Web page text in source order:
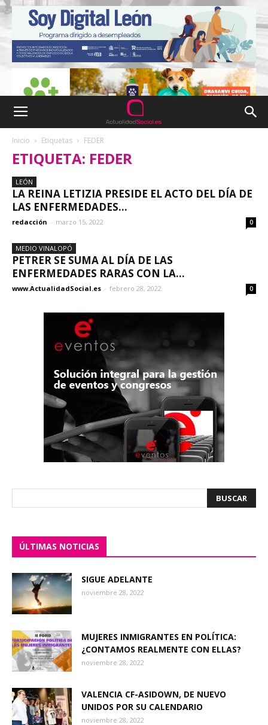
Inicio Etiquetas FEDER
ETIQUETA: FEDER
LEÓN
LA REINA LETIZIA PRESIDE EL ACTO DEL DÍA DE
LAS ENFERMEDADES...
redacción - marzo 15, 2022 0
MEDIO VINALOPÓ
PETRER SE SUMA AL DÍA DE LAS
ENFERMEDADES RARAS CON LA...
www.ActualidadSocial.es - febrero 28, 2022 0
ÚLTIMAS NOTICIAS
SIGUE ADELANTE
noviembre 28, 2022
MUJERES INMIGRANTES EN POLÍTICA:
¿CONTAMOS REALMENTE CON ELLAS?
noviembre 28, 2022
VALENCIA CF-ASIDOWN, DE NUEVO
UNIDOS POR SU CALENDARIO
noviembre 28, 2022